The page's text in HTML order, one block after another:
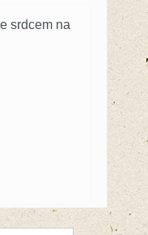
srdcem na